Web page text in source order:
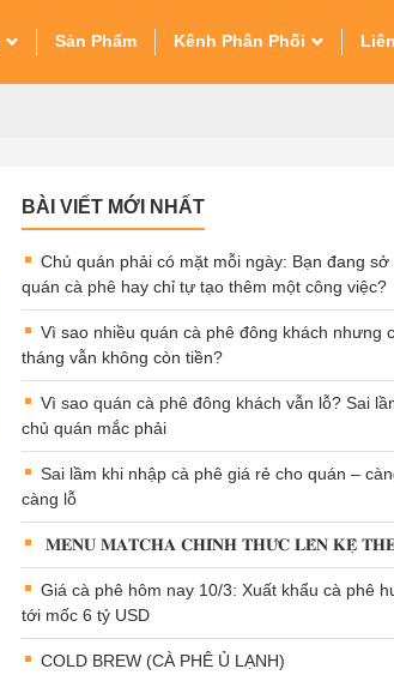
Sản Phẩm Kênh Phân Phối
BÀI VIẾT MỚI NHẤT
Chủ quán phải có mặt mỗi ngày: Bạn đang sở
quán cà phê hay chỉ tự tạo thêm một công việc?
Vì sao nhiều quán cà phê đông khách nhưng
tháng vẫn không còn tiền?
Vì sao quán cà phê đông khách vẫn lỗ? Sai
chủ quán mắc phải
Sai lầm khi nhập cà phê giá rẻ cho quán –
càng lỗ
𝐌𝐄𝐍𝐔 𝐌𝐀𝐓𝐂𝐇𝐀 𝐂𝐇𝐈́𝐍𝐇 𝐓𝐇𝐔̛́𝐂 𝐋𝐄̂𝐍 𝐊𝐄̣̂
Giá cà phê hôm nay 10/3: Xuất khẩu cà phê
tới mốc 6 tỷ USD
COLD BREW (CÀ PHÊ Ủ LẠNH)